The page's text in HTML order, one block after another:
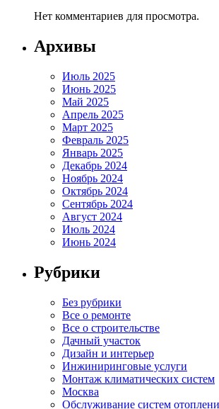
Нет комментариев для просмотра.
Архивы
Июль 2025
Июнь 2025
Май 2025
Апрель 2025
Март 2025
Февраль 2025
Январь 2025
Декабрь 2024
Ноябрь 2024
Октябрь 2024
Сентябрь 2024
Август 2024
Июль 2024
Июнь 2024
Рубрики
Без рубрики
Все о ремонте
Все о строительстве
Дачный участок
Дизайн и интерьер
Инжиниринговые услуги
Монтаж климатических систем
Москва
Обслуживание систем